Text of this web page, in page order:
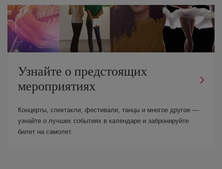
Узнайте о предстоящих
мероприятиях
Концерты, спектакли, фестивали, танцы и многое другое —
узнайте о лучших событиях в календаре и забронируйте
билет на самолет.